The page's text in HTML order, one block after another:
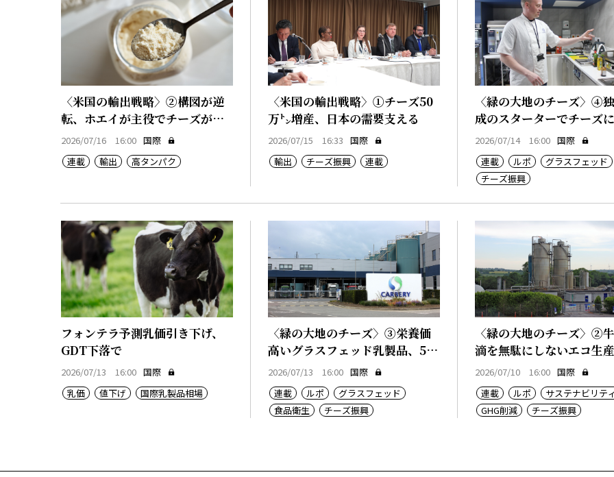
〈米国の輸出戦略〉②構図が逆
転、ホエイが主役でチーズが副
産物
2026/07/16 16:00 国際
連載
輸出 高タンパク
〈米国の輸出戦略〉①チーズ50
万㌧増産、日本の需要支える
2026/07/15 16:33 国際
輸出
チーズ振興 連載
〈緑の大地のチーズ〉④
成のスターターでチーズ
価値
2026/07/14 16:00 国際
連載
ルポ
グラスフェッド
チーズ振興
フォンテラ予測乳価引き下げ、
GDT下落で
2026/07/13 16:00 国際
乳価
値下げ 国際乳製品相場
〈緑の大地のチーズ〉③栄養価
高いグラスフェッド乳製品、50
カ国に輸出
2026/07/13 16:00 国際
連載
ルポ
グラスフェッド
食品衛生
チーズ振興
〈緑の大地のチーズ〉②
滴を無駄にしないエコ生
テム
2026/07/10 16:00 国際
連載
ルポ
サステナビリテ
GHG削減
チーズ振興